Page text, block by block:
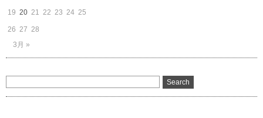
19 20 21 22 23 24 25
26 27 28
3月 »